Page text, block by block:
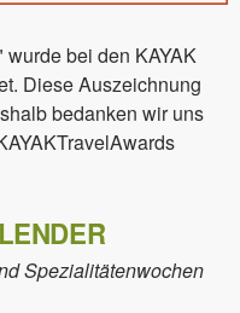
bei den KAYAK
Diese Auszeichnung
bedanken wir uns
Spezialitätenwochen